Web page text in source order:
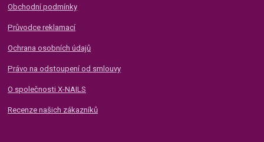
Obchodní podmínky
Průvodce reklamací
Ochrana osobních údajů
Právo na odstoupení od smlouvy
O společnosti X-NAILS
Recenze našich zákazníků